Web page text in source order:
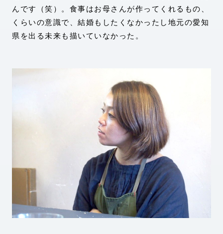
んです（笑）。食事はお母さんが作ってくれるもの、
くらいの意識で、結婚もしたくなかったし地元の愛知
県を出る未来も描いていなかった。